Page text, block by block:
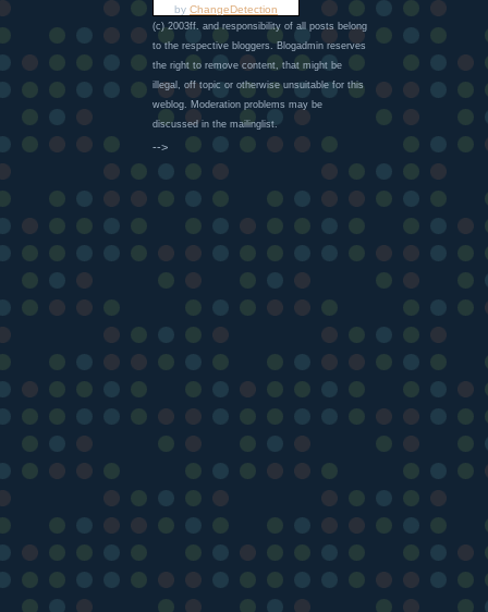
by ChangeDetection
(c) 2003ff. and responsibility of all posts belong
to the respective bloggers. Blogadmin reserves
the right to remove content, that might be
illegal, off topic or otherwise unsuitable for this
weblog. Moderation problems may be
discussed in the mailinglist.
-->